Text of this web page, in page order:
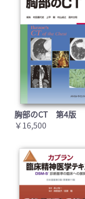
胸部のCT 第4版
￥16,500